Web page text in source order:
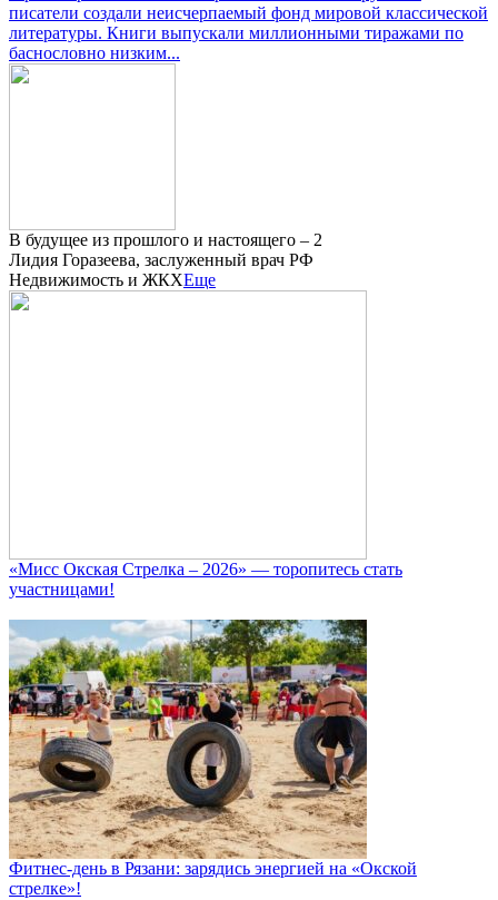
писатели создали неисчерпаемый фонд мировой классической
литературы. Книги выпускали миллионными тиражами по
баснословно низким...
В будущее из прошлого и настоящего – 2
Лидия Горазеева, заслуженный врач РФ
Недвижимость и ЖКХЕще
«Мисс Окская Стрелка – 2026» — торопитесь стать
участницами!
Фитнес‑день в Рязани: зарядись энергией на «Окской
стрелке»!